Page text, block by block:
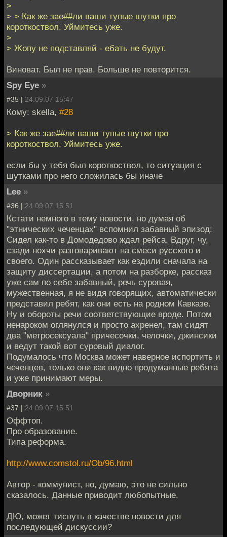
>
> > Как же зае##ли ваши тупые шутки про
короткоствол. Уймитесь уже.
>
> Жопу не подставляй - ебать не будут.
Виноват. Был не прав. Больше не повторится.
Spy Eye »
#35 | 24.09.07 15:47
Кому: skella, #28
> Как же зае##ли ваши тупые шутки про
короткоствол. Уймитесь уже.
если бы у тебя был короткоствол, то ситуация с
шутками про него сложилась бы иначе
Lee »
#36 | 24.09.07 15:51
Кстати немного в тему новости, но думая об
"этнических чеченцах" вспомнил забавный эпизод:
Сидел как-то в Домодедово ждал рейса. Вдруг, чу,
сзади нохчи разговаривают на смеси русского и
своего. Один рассказывает как ездили сначала на
защиту диссертации, а потом на разборке, рассказ
уже сам по себе забавный, речь суровая,
мужественная, я не видя говорящих, автоматически
представил ребят, как они есть на родном Кавказе.
Ну и обороты речи соответствующие вроде. Потом
ненароком оглянулся и просто ахренел, там сидят
два "метросексуала" причесочки, челочки, джинсики
и ведут такой вот суровый диалог.
Подумалось что Москва может наверное испортить и
чеченцев, только они как видно продуманные ребята
и уже принимают меры.
Дворник »
#37 | 24.09.07 15:51
Оффтоп.
Про образование.
Типа реформа.
http://www.comstol.ru/Ob/96.html
Автор - коммунист, но, думаю, это не сильно
сказалось. Данные приводит любопытные.
ДЮ, может тиснуть в качестве новости для
последующей дискуссии?